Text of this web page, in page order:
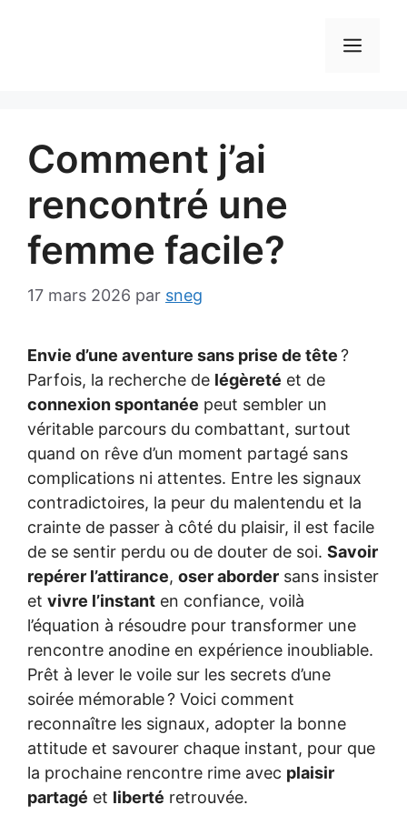
Comment j’ai
rencontré une
femme facile?
17 mars 2026 par sneg
Envie d’une aventure sans prise de tête?
Parfois, la recherche de légèreté et de
connexion spontanée peut sembler un
véritable parcours du combattant, surtout
quand on rêve d’un moment partagé sans
complications ni attentes. Entre les signaux
contradictoires, la peur du malentendu et la
crainte de passer à côté du plaisir, il est facile
de se sentir perdu ou de douter de soi. Savoir
repérer l’attirance, oser aborder sans insister
et vivre l’instant en confiance, voilà
l’équation à résoudre pour transformer une
rencontre anodine en expérience inoubliable.
Prêt à lever le voile sur les secrets d’une
soirée mémorable ? Voici comment
reconnaître les signaux, adopter la bonne
attitude et savourer chaque instant, pour que
la prochaine rencontre rime avec plaisir
partagé et liberté retrouvée.